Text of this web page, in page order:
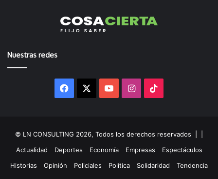
Nuestras redes
Facebook YouTubeInstagram
© LN CONSULTING 2026, Todos los derechos reservados |
Actualidad
Deportes Economía Empresas
Espectáculos
Historias
Opinión Policiales Política Solidaridad Tendencia